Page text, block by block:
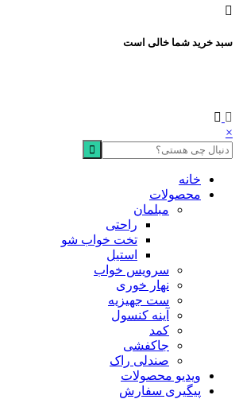
سبد خرید شما خالی است
×
خانه
محصولات
مبلمان
راحتی
تخت خواب شو
استیل
سرویس خواب
نهار خوری
ست جهیزیه
آینه کنسول
کمد
جاکفشی
صندلی راک
ویدیو محصولات
پیگیری سفارش